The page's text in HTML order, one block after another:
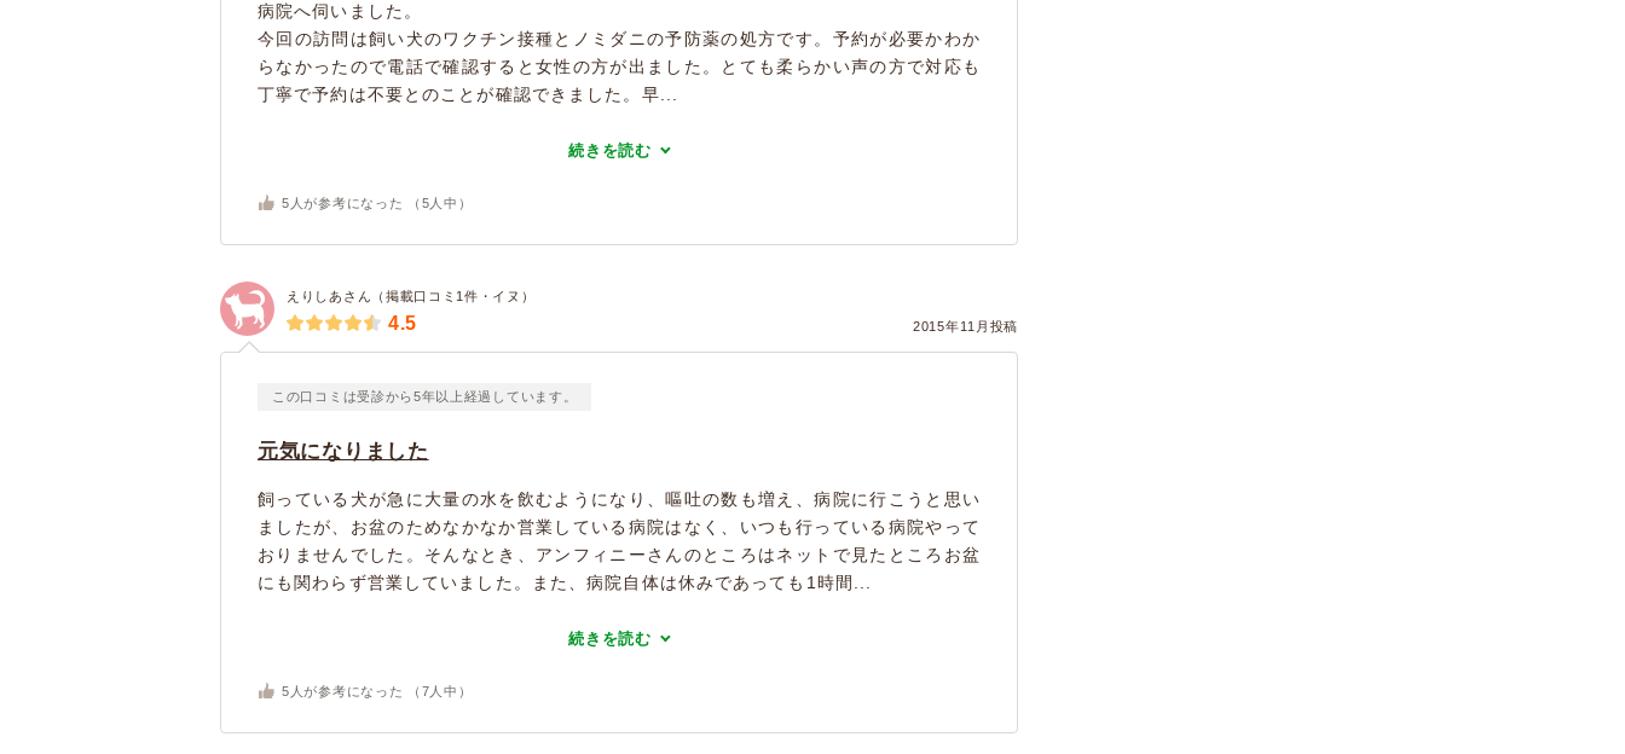
病院へ伺いました。
今回の訪問は飼い犬のワクチン接種とノミダニの予防薬の処方です。予約が必要かわか
らなかったので電話で確認すると女性の方が出ました。とても柔らかい声の方で対応も
丁寧で予約は不要とのことが確認できました。早...
続きを読む
5 人が参考になった （ 5 人中）
えりしあさん（掲載口コミ1件・イヌ）
2015年11月投稿
4.5
この口コミは受診から5年以上経過しています。
元気になりました
飼っている犬が急に大量の水を飲むようになり、嘔吐の数も増え、病院に行こうと思い
ましたが、お盆のためなかなか営業している病院はなく、いつも行っている病院やって
おりませんでした。そんなとき、アンフィニーさんのところはネットで見たところお盆
にも関わらず営業していました。また、病院自体は休みであっても1時間...
続きを読む
5 人が参考になった （ 7 人中）